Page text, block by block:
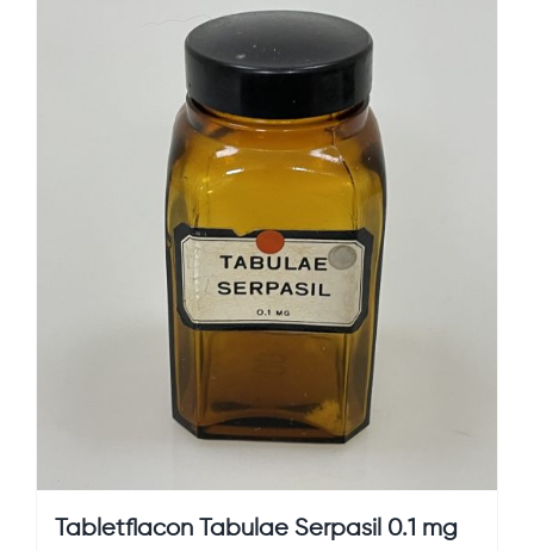
Tabletflacon Tabulae Serpasil 0.1 mg